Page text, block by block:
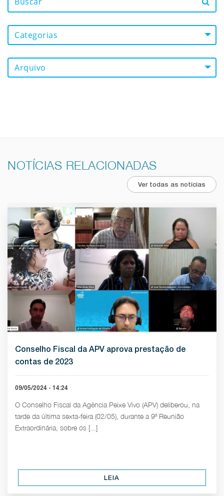
Categorias
Arquivo
NOTÍCIAS RELACIONADAS
Ver todas as notícias
Conselho Fiscal da APV aprova prestação de
contas de 2023
09/05/2024 - 14:24
O Conselho Fiscal da Agência Peixe Vivo (APV) deliberou, na
tarde da última sexta-feira (02/05), durante a 9ª Reunião
Extraordinária, sobre os [...]
LEIA